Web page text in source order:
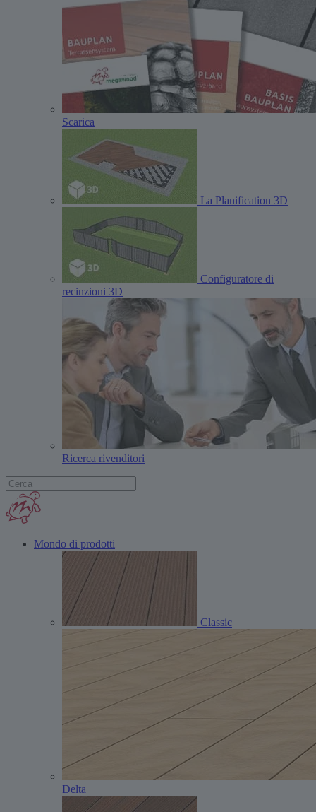
Scarica
La Planification 3D
Configuratore di
recinzioni 3D
Ricerca rivenditori
Mondo di prodotti
Classic
Delta